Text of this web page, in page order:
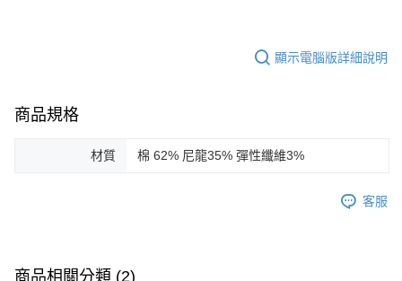
顯示電腦版詳細說明
商品規格
材質 棉 62% 尼龍35% 彈性纖維3%
客服
商品相關分類 (2)